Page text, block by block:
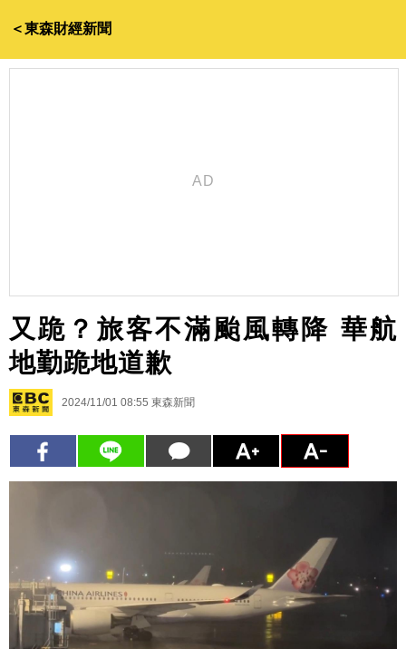
＜東森財經新聞
又跪？旅客不滿颱風轉降 華航
地勤跪地道歉
2024/11/01 08:55 東森新聞